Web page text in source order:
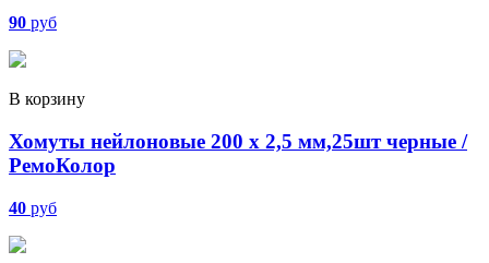
90 руб
В корзину
Хомуты нейлоновые 200 х 2,5 мм,25шт черные /
РемоКолор
40 руб